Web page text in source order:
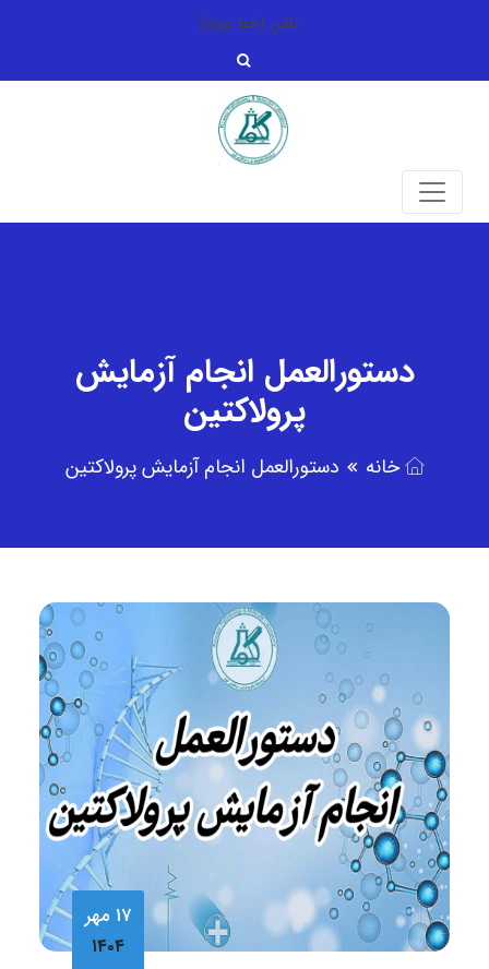
تلفن (خط ویژه):
دستورالعمل انجام آزمایش
پرولاکتین
خانه دستورالعمل انجام آزمایش پرولاکتین
۱۷ مهر
۱۴۰۴